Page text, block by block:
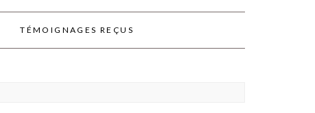
TÉMOIGNAGES REÇUS